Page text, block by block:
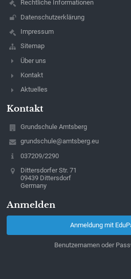
Rechtliche Informationen
Datenschutzerklärung
Impressum
Sitemap
Über uns
Kontakt
Aktuelles
Kontakt
Grundschule Amtsberg
grundschule@amtsberg.eu
037209/2290
Dittersdorfer Str. 71
09439 Dittersdorf
Germany
Anmelden
Anmeldung mit
Benutzernamen oder